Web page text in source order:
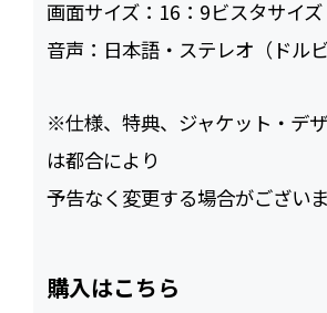
画面サイズ： 16：9ビスタサイズ
音声： 日本語・ステレオ（ドル
※仕様、特典、ジャケット・デ
は都合により
予告なく変更する場合がございま
購入はこちら